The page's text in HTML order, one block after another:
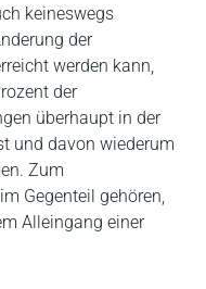
keineswegs
der
werden kann,
der
überhaupt in der
und davon wiederum
Zum
Gegenteil gehören,
Alleingang einer